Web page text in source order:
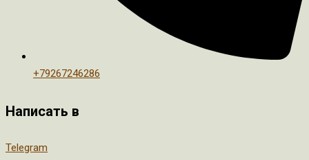
+79267246286
Написать в
Telegram